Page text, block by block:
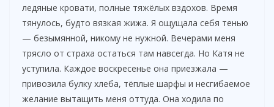
ледяные кровати, полные тяжёлых вздохов. Время
тянулось, будто вязкая жижа. Я ощущала себя тенью
— безымянной, никому не нужной. Вечерами меня
трясло от страха остаться там навсегда. Но Катя не
уступила. Каждое воскресенье она приезжала —
привозила булку хлеба, тёплые шарфы и несгибаемое
желание вытащить меня оттуда. Она ходила по